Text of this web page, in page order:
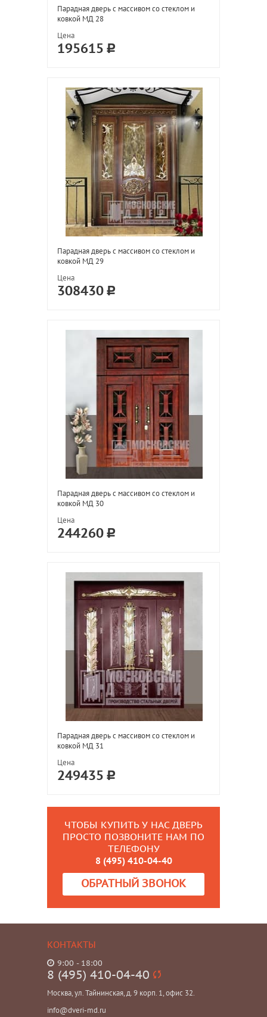
Парадная дверь с массивом со стеклом и
ковкой МД 28
Цена
195615
Парадная дверь с массивом со стеклом и
ковкой МД 29
Цена
308430
Парадная дверь с массивом со стеклом и
ковкой МД 30
Цена
244260
Парадная дверь с массивом со стеклом и
ковкой МД 31
Цена
249435
ЧТОБЫ КУПИТЬ У НАС ДВЕРЬ
ПРОСТО ПОЗВОНИТЕ НАМ ПО
ТЕЛЕФОНУ
8 (495) 410-04-40
ОБРАТНЫЙ ЗВОНОК
КОНТАКТЫ
9:00 - 18:00
8 (495) 410-04-40
Москва, ул. Тайнинская, д. 9 корп. 1, офис 32.
info@dveri-md.ru